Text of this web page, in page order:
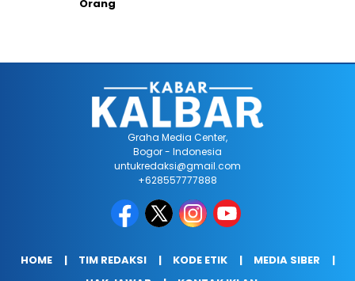
Orang
Graha Media Center,
Bogor - Indonesia
untukredaksi@gmail.com
+628557777888
HOME TIM REDAKSI KODE ETIK
MEDIA SIBER